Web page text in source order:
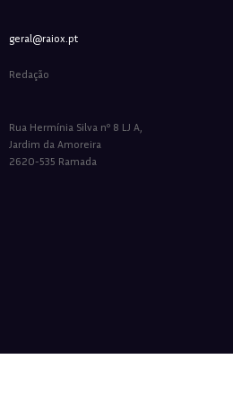
geral@raiox.pt
Redação
Rua Hermínia Silva nº 8 LJ A,
Jardim da Amoreira
2620-535 Ramada